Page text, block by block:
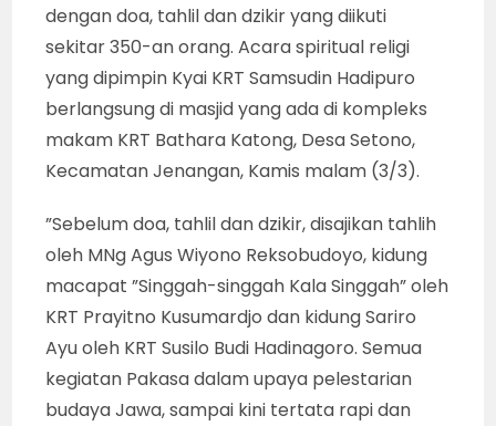
dengan doa, tahlil dan dzikir yang diikuti
sekitar 350-an orang. Acara spiritual religi
yang dipimpin Kyai KRT Samsudin Hadipuro
berlangsung di masjid yang ada di kompleks
makam KRT Bathara Katong, Desa Setono,
Kecamatan Jenangan, Kamis malam (3/3).
”Sebelum doa, tahlil dan dzikir, disajikan tahlih
oleh MNg Agus Wiyono Reksobudoyo, kidung
macapat ”Singgah-singgah Kala Singgah” oleh
KRT Prayitno Kusumardjo dan kidung Sariro
Ayu oleh KRT Susilo Budi Hadinagoro. Semua
kegiatan Pakasa dalam upaya pelestarian
budaya Jawa, sampai kini tertata rapi dan